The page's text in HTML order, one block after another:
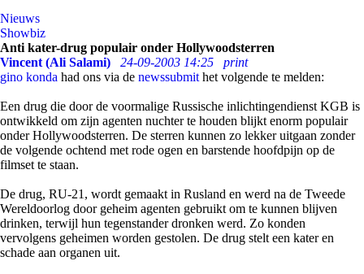
Nieuws
Showbiz
Anti kater-drug populair onder Hollywoodsterren
Vincent (Ali Salami)
24-09-2003 14:25
print
gino konda had ons via de newssubmit het volgende te melden:
Een drug die door de voormalige Russische inlichtingendienst KGB is
ontwikkeld om zijn agenten nuchter te houden blijkt enorm populair
onder Hollywoodsterren. De sterren kunnen zo lekker uitgaan zonder
de volgende ochtend met rode ogen en barstende hoofdpijn op de
filmset te staan.
De drug, RU-21, wordt gemaakt in Rusland en werd na de Tweede
Wereldoorlog door geheim agenten gebruikt om te kunnen blijven
drinken, terwijl hun tegenstander dronken werd. Zo konden
vervolgens geheimen worden gestolen. De drug stelt een kater en
schade aan organen uit.